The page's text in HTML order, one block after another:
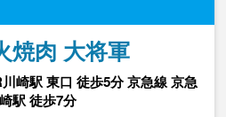
焼肉 大将軍
崎駅 東口 徒歩5分 京急線 京急
駅 徒歩7分